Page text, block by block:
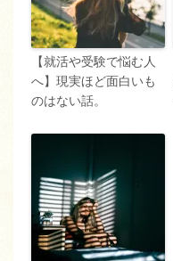
【就活や受験で悩む人
へ】現実ほど面白いも
のはない話。